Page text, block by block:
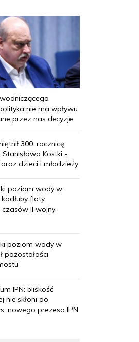
nie ma wpływu
przez nas decyzje
300. rocznicę
Kostki -
dzieci i młodzieży
poziom wody w
floty
II wojny
poziom wody w
pozostałości
IPN: bliskość
nie skłoni do
nowego prezesa IPN